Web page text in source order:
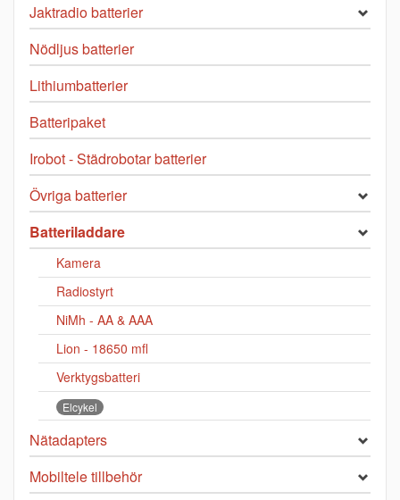
Jaktradio batterier
Nödljus batterier
Lithiumbatterier
Batteripaket
Irobot - Städrobotar batterier
Övriga batterier
Batteriladdare
Kamera
Radiostyrt
NiMh - AA & AAA
Lion - 18650 mfl
Verktygsbatteri
Elcykel
Nätadapters
Mobiltele tillbehör